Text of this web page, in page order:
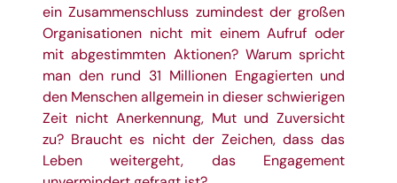
ein Zusammenschluss zumindest der großen
Organisationen nicht mit einem Aufruf oder
mit abgestimmten Aktionen? Warum spricht
man den rund 31 Millionen Engagierten und
den Menschen allgemein in dieser schwierigen
Zeit nicht Anerkennung, Mut und Zuversicht
zu? Braucht es nicht der Zeichen, dass das
Leben weitergeht, das Engagement